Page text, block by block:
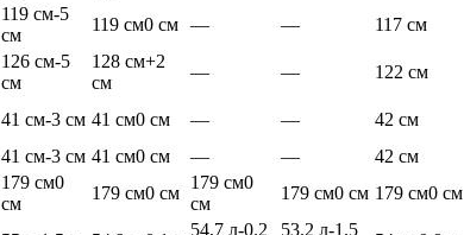
119 см-5
см
119 см0 см — — 117 см
126 см-5
см
128 см+2
см
— — 122 см
41 см-3 см 41 см0 см — — 42 см
41 см-3 см 41 см0 см — — 42 см
179 см0
см
179 см0 см
179 см0
см
179 см0 см 179 см0 см
54.7 л-0.2
53.2 л-1.5